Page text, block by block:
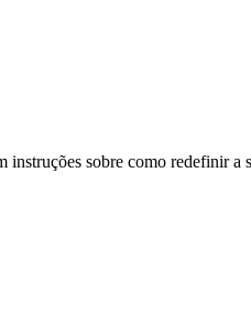
sobre como redefinir a